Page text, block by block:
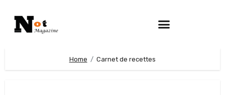
Home Carnet de recettes